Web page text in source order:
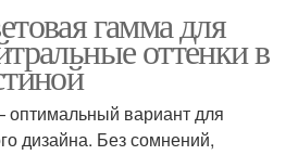
гамма для
оттенки в
вариант для
дизайна. Без сомнений,